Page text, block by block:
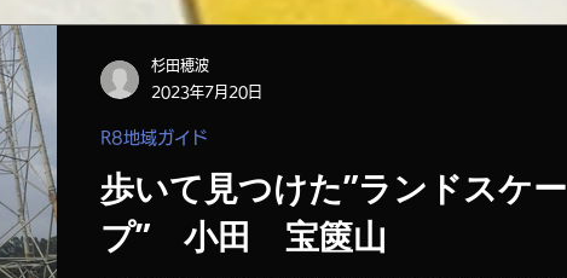
歩いて見つけた”ランドスケー
プ” 小田 宝篋山
R8地域ガイド
杉田穂波
2023年7月20日